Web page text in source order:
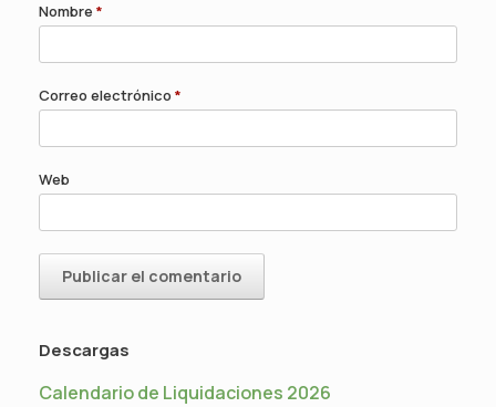
Nombre *
Correo electrónico *
Web
Descargas
Calendario de Liquidaciones 2026